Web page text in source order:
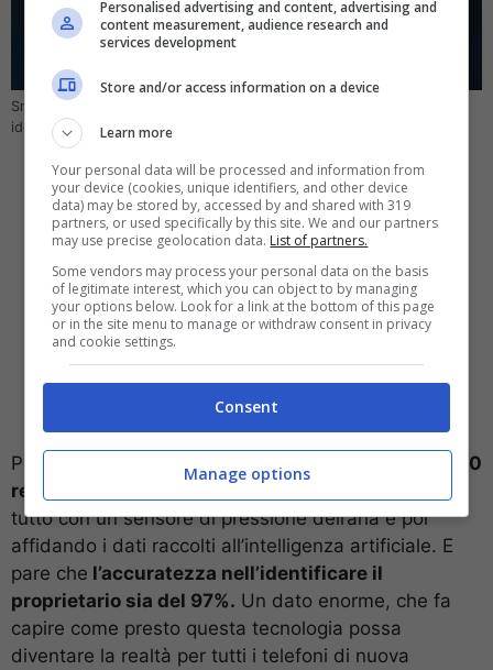
Smartphone e sblocco, presto si potrà farlo col respiro – Computer-
idea.it
Per arrivare a questo risultato, sono stati registrati
10
respiri diversi di 94 partecipanti.
tutto con un sensore di pressione dell’aria e poi
affidando i dati raccolti all’intelligenza artificiale. E
pare che l’accuratezza nell’identificare il
proprietario sia del 97%. Un dato enorme, che fa
capire come presto questa tecnologia possa
diventare la realtà per tutti i telefoni di nuova
Personalised advertising and content, advertising and
content measurement, audience research and
services development
Store and/or access information on a device
Learn more
Your personal data will be processed and information from
your device (cookies, unique identifiers, and other device
data) may be stored by, accessed by and shared with 319
partners, or used specifically by this site. We and our partners
may use precise geolocation data. List of partners.
Some vendors may process your personal data on the basis
of legitimate interest, which you can object to by managing
your options below. Look for a link at the bottom of this page
or in the site menu to manage or withdraw consent in privacy
and cookie settings.
Consent
Manage options